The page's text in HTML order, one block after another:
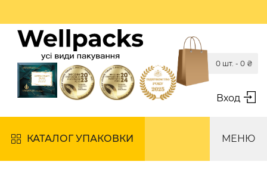
Вход
0 шт. - 0 ₴
КАТАЛОГ УПАКОВКИ МЕНЮ